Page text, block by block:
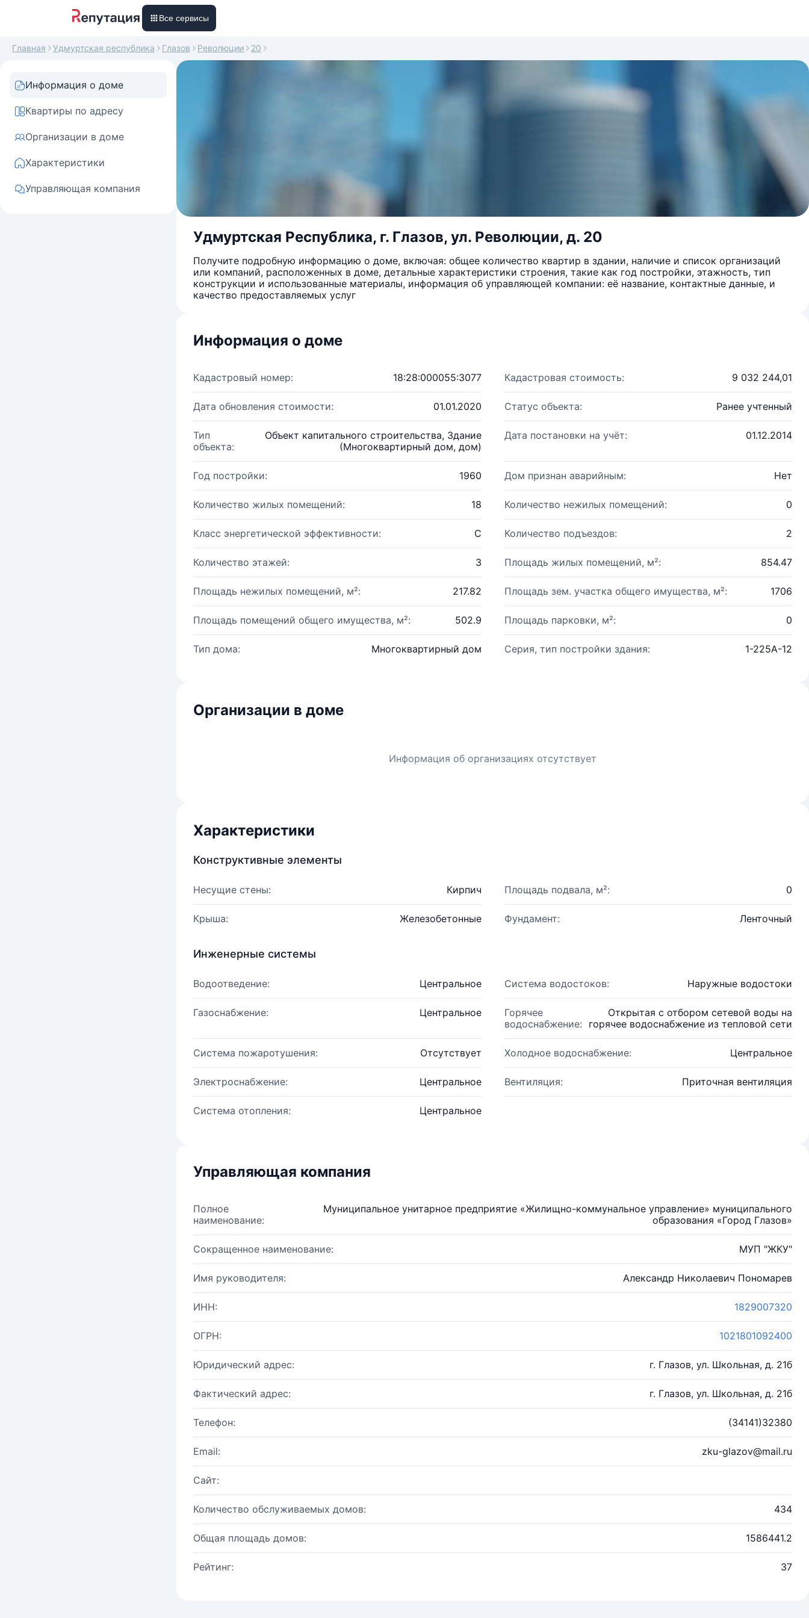
Все сервисы
Главная Удмуртская республика Глазов Революции 20
Информация о доме
Квартиры по адресу
Организации в доме
Характеристики
Управляющая компания
Удмуртская Республика, г. Глазов, ул. Революции, д. 20
Получите подробную информацию о доме, включая: общее количество квартир в здании, наличие и список организаций
или компаний, расположенных в доме, детальные характеристики строения, такие как год постройки, этажность, тип
конструкции и использованные материалы, информация об управляющей компании: её название, контактные данные, и
качество предоставляемых услуг
Информация о доме
Кадастровый номер: 18:28:000055:3077 Кадастровая стоимость: 9 032 244,01
Дата обновления стоимости: 01.01.2020 Статус объекта: Ранее учтенный
Тип
объекта:
Объект капитального строительства, Здание
(Многоквартирный дом, дом)
Дата постановки на учёт: 01.12.2014
Год постройки: 1960 Дом признан аварийным: Нет
Количество жилых помещений: 18 Количество нежилых помещений: 0
Класс энергетической эффективности: C Количество подъездов: 2
Количество этажей: 3 Площадь жилых помещений, м²: 854.47
Площадь нежилых помещений, м²: 217.82 Площадь зем. участка общего имущества, м²: 1706
Площадь помещений общего имущества, м²: 502.9 Площадь парковки, м²: 0
Тип дома: Многоквартирный дом Серия, тип постройки здания: 1-225А-12
Организации в доме
Информация об организациях отсутствует
Характеристики
Конструктивные элементы
Несущие стены: Кирпич Площадь подвала, м²: 0
Крыша: Железобетонные Фундамент: Ленточный
Инженерные системы
Водоотведение: Центральное Система водостоков: Наружные водостоки
Газоснабжение: Центральное
Горячее
водоснабжение:
Открытая с отбором сетевой воды на
горячее водоснабжение из тепловой сети
Система пожаротушения: Отсутствует Холодное водоснабжение: Центральное
Электроснабжение: Центральное Вентиляция: Приточная вентиляция
Система отопления: Центральное
Управляющая компания
Полное
наименование:
Муниципальное унитарное предприятие «Жилищно-коммунальное управление» муниципального
образования «Город Глазов»
Сокращенное наименование: МУП "ЖКУ"
Имя руководителя: Александр Николаевич Пономарев
ИНН: 1829007320
ОГРН: 1021801092400
Юридический адрес: г. Глазов, ул. Школьная, д. 21б
Фактический адрес: г. Глазов, ул. Школьная, д. 21б
Телефон: (34141)32380
Email: zku-glazov@mail.ru
Сайт:
Количество обслуживаемых домов: 434
Общая площадь домов: 1586441.2
Рейтинг: 37